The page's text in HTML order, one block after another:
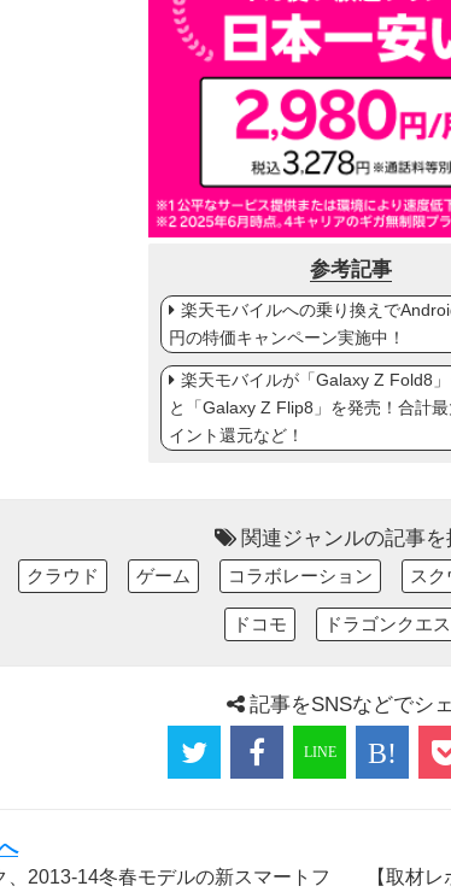
参考記事
楽天モバイルへの乗り換えで
円の特価キャンペーン実施中！
楽天モバイルが「Galaxy Z Fold8
と「Galaxy Z Flip8」を発売！合計
イント還元など！
関連ジャンルの記事を
クラウド ゲーム コラボレーション ス
ドコモ ドラゴンクエ
記事をSNSなどでシ
、2013-14冬春モデルの新スマートフ
【取材